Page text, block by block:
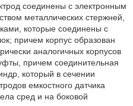
соединены с электронным
металлических стержней,
которые соединены с
причем корпус образован
аналогичных корпусов
причем соединительная
который в сечении
емкостного датчика
сред и на боковой